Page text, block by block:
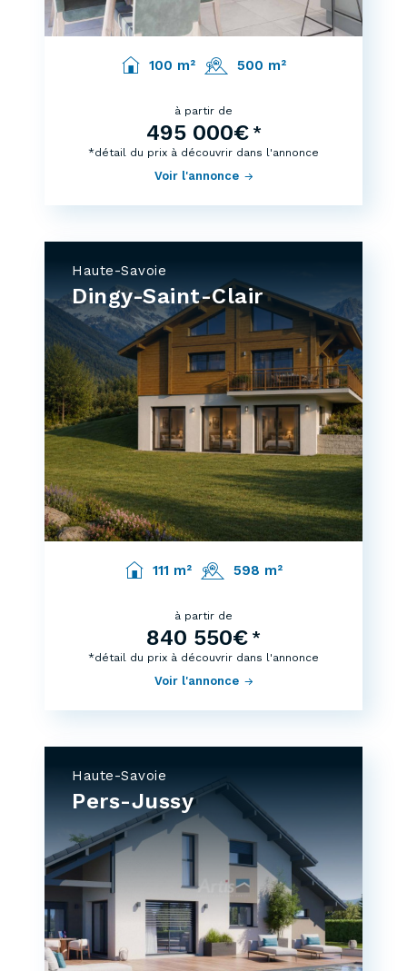
100 m² 500 m²
à partir de
495 000€ *
Voir l'annonce
*détail du prix à découvrir dans l'annonce
Haute-Savoie
Dingy-Saint-Clair
111 m² 598 m²
à partir de
840 550€ *
Voir l'annonce
*détail du prix à découvrir dans l'annonce
Haute-Savoie
Pers-Jussy